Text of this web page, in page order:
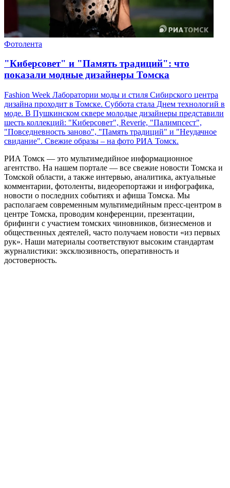
Фотолента
"Киберсовет" и "Память традиций": что
показали модные дизайнеры Томска
Fashion Week Лаборатории моды и стиля Сибирского центра
дизайна проходит в Томске. Суббота стала Днем технологий в
моде. В Пушкинском сквере молодые дизайнеры представили
шесть коллекций: "Киберсовет", Reverie, "Палимпсест",
"Повседневность заново", "Память традиций" и "Неудачное
свидание". Свежие образы – на фото РИА Томск.
РИА Томск — это мультимедийное информационное
агентство. На нашем портале — все свежие новости Томска и
Томской области, а также интервью, аналитика, актуальные
комментарии, фотоленты, видеорепортажи и инфографика,
новости о последних событиях и афиша Томска. Мы
располагаем современным мультимедийным пресс-центром в
центре Томска, проводим конференции, презентации,
брифинги с участием томских чиновников, бизнесменов и
общественных деятелей, часто получаем новости «из первых
рук». Наши материалы соответствуют высоким стандартам
журналистики: эксклюзивность, оперативность и
достоверность.